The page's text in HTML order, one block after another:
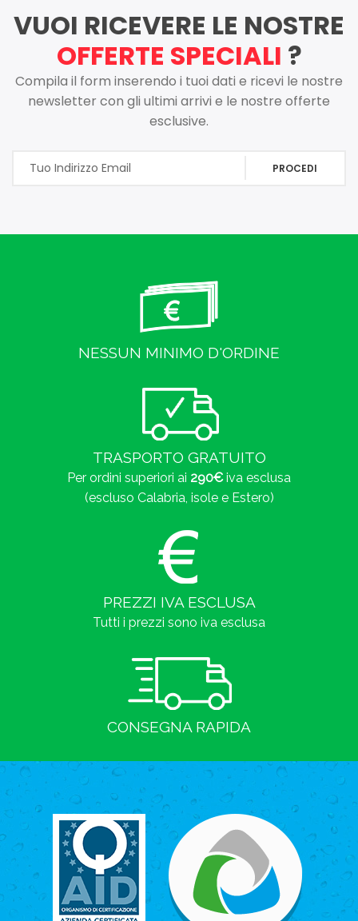
VUOI RICEVERE LE NOSTRE
OFFERTE SPECIALI ?
Compila il form inserendo i tuoi dati e ricevi le nostre
newsletter con gli ultimi arrivi e le nostre offerte
esclusive.
PROCEDI
NESSUN MINIMO D'ORDINE
TRASPORTO GRATUITO
Per ordini superiori ai 290€iva esclusa
(escluso Calabria, isole e Estero)
PREZZI IVA ESCLUSA
Tutti i prezzi sono iva esclusa
CONSEGNA RAPIDA